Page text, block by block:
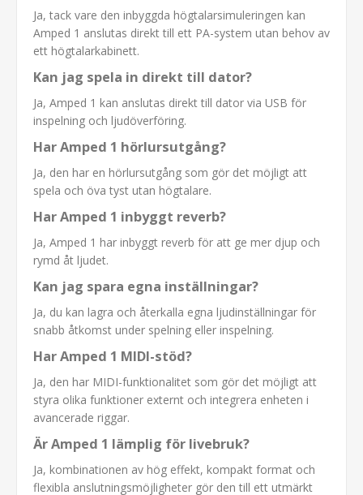
Ja, tack vare den inbyggda högtalarsimuleringen kan
Amped 1 anslutas direkt till ett PA-system utan behov av
ett högtalarkabinett.
Kan jag spela in direkt till dator?
Ja, Amped 1 kan anslutas direkt till dator via USB för
inspelning och ljudöverföring.
Har Amped 1 hörlursutgång?
Ja, den har en hörlursutgång som gör det möjligt att
spela och öva tyst utan högtalare.
Har Amped 1 inbyggt reverb?
Ja, Amped 1 har inbyggt reverb för att ge mer djup och
rymd åt ljudet.
Kan jag spara egna inställningar?
Ja, du kan lagra och återkalla egna ljudinställningar för
snabb åtkomst under spelning eller inspelning.
Har Amped 1 MIDI-stöd?
Ja, den har MIDI-funktionalitet som gör det möjligt att
styra olika funktioner externt och integrera enheten i
avancerade riggar.
Är Amped 1 lämplig för livebruk?
Ja, kombinationen av hög effekt, kompakt format och
flexibla anslutningsmöjligheter gör den till ett utmärkt